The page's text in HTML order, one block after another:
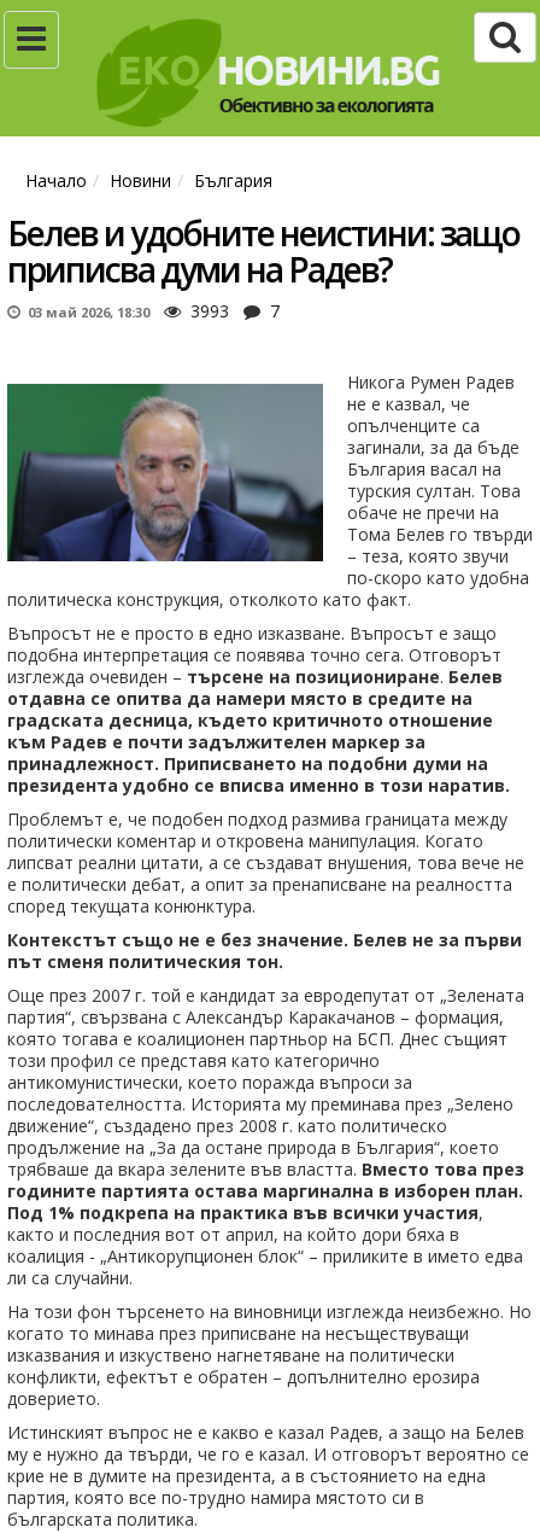
Начало Новини България
Белев и удобните неистини: защо
приписва думи на Радев?
03 май 2026, 18:30 3993 7
Никога Румен Радев
не е казвал, че
опълченците са
загинали, за да бъде
България васал на
турския султан. Това
обаче не пречи на
Тома Белев го твърди
– теза, която звучи
по-скоро като удобна
политическа конструкция, отколкото като факт.
Въпросът не е просто в едно изказване. Въпросът е защо
подобна интерпретация се появява точно сега. Отговорът
изглежда очевиден – търсене на позициониране. Белев
отдавна се опитва да намери място в средите на
градската десница, където критичното отношение
към Радев е почти задължителен маркер за
принадлежност. Приписването на подобни думи на
президента удобно се вписва именно в този наратив.
Проблемът е, че подобен подход размива границата между
политически коментар и откровена манипулация. Когато
липсват реални цитати, а се създават внушения, това вече не
е политически дебат, а опит за пренаписване на реалността
според текущата конюнктура.
Контекстът също не е без значение. Белев не за първи
път сменя политическия тон.
Още през 2007 г. той е кандидат за евродепутат от „Зелената
партия“, свързвана с Александър Каракачанов – формация,
която тогава е коалиционен партньор на БСП. Днес същият
този профил се представя като категорично
антикомунистически, което поражда въпроси за
последователността. Историята му преминава през „Зелено
движение“, създадено през 2008 г. като политическо
продължение на „За да остане природа в България“, което
трябваше да вкара зелените във властта. Вместо това през
годините партията остава маргинална в изборен план.
Под 1% подкрепа на практика във всички участия,
както и последния вот от април, на който дори бяха в
коалиция - „Антикорупционен блок“ – приликите в името едва
ли са случайни.
На този фон търсенето на виновници изглежда неизбежно. Но
когато то минава през приписване на несъществуващи
изказвания и изкуствено нагнетяване на политически
конфликти, ефектът е обратен – допълнително ерозира
доверието.
Истинският въпрос не е какво е казал Радев, а защо на Белев
му е нужно да твърди, че го е казал. И отговорът вероятно се
крие не в думите на президента, а в състоянието на една
партия, която все по-трудно намира мястото си в
българската политика.